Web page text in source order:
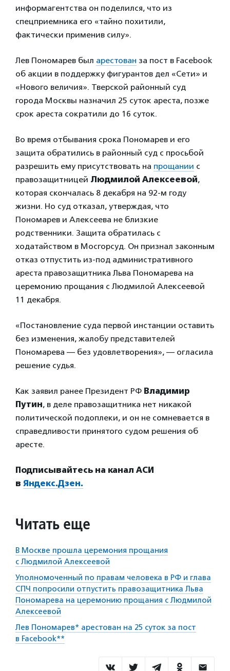
информагентства он поделился, что из
спецприемника его «тайно похитили,
фактически применив силу».
Лев Пономарев был арестован за пост в Facebook
об акции в поддержку фигурантов дел «Сети» и
«Нового величия». Тверской районный суд
города Москвы назначил 25 суток ареста, позже
срок ареста сократили до 16 суток.
Во время отбывания срока Пономарев и его
защита обратились в районный суд с просьбой
разрешить ему присутствовать на прощании с
правозащитницей Людмилой Алексеевой,
которая скончалась 8 декабря на 92-м году
жизни. Но суд отказал, утверждая, что
Пономарев и Алексеева не близкие
родственники. Защита обратилась с
ходатайством в Мосгорсуд. Он признал законным
отказ отпустить из-под административного
ареста правозащитника Льва Пономарева на
церемонию прощания с Людмилой Алексеевой
11 декабря.
«Постановление суда первой инстанции оставить
без изменения, жалобу представителей
Пономарева — без удовлетворения», — огласила
решение судья.
Как заявил ранее Президент РФ Владимир
Путин, в деле правозащитника нет никакой
политической подоплеки, и он не сомневается в
справедливости принятого судом решения об
аресте.
Подписывайтесь на канал АСИ
в Яндекс.Дзен.
Читать еще
В Москве прошла церемония прощания
с Людмилой Алексеевой
Уполномоченный по правам человека в РФ и глава
СПЧ попросили отпустить правозащитника Льва
Пономарева на церемонию прощания с Людмилой
Алексеевой
Лев Пономарев* арестован на 25 суток за пост
в Facebook**